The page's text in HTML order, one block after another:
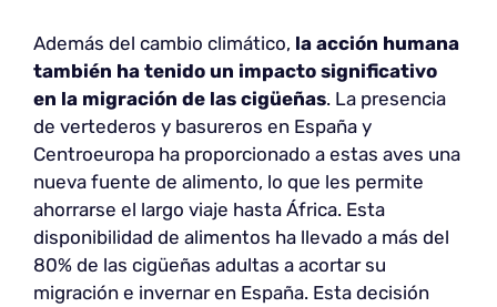
Además del cambio climático, la acción humana
también ha tenido un impacto significativo
en la migración de las cigüeñas. La presencia
de vertederos y basureros en España y
Centroeuropa ha proporcionado a estas aves una
nueva fuente de alimento, lo que les permite
ahorrarse el largo viaje hasta África. Esta
disponibilidad de alimentos ha llevado a más del
80% de las cigüeñas adultas a acortar su
migración e invernar en España. Esta decisión